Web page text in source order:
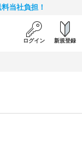
料当社負担！
ログイン 新規登録